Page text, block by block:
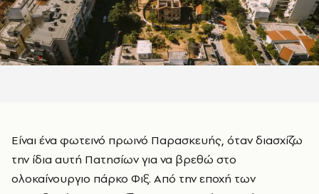
Είναι ένα φωτεινό πρωινό Παρασκευής, όταν διασχίζω
την ίδια αυτή Πατησίων για να βρεθώ στο
ολοκαίνουργιο πάρκο Φιξ. Από την εποχή των